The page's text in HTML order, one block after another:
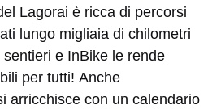
Lagorai è ricca di percorsi
lungo migliaia di chilometri
e InBike le rende
per tutti! Anche
arricchisce con un calendario